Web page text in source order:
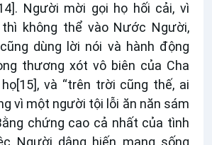
. Người mời gọi họ hối cải, vì
không thể vào Nước Người,
dùng lời nói và hành động
thương xót vô biên của Cha
[15], và “trên trời cũng thế, ai
vì một người tội lỗi ăn năn sám
chứng cao cả nhất của tình
Người dâng hiến mạng sống